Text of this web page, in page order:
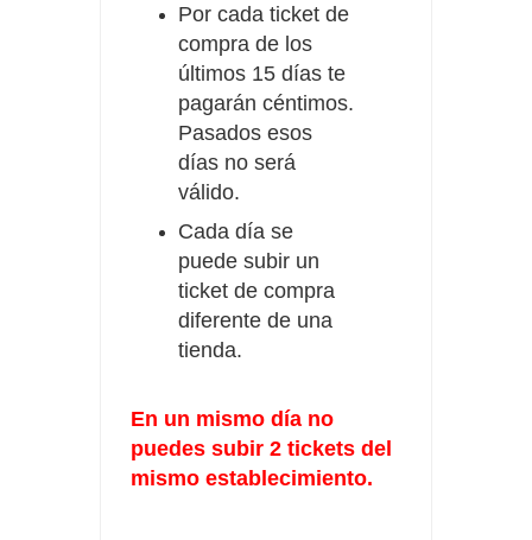
Por cada ticket de
compra de los
últimos 15 días te
pagarán céntimos.
Pasados esos
días no será
válido.
Cada día se
puede subir un
ticket de compra
diferente de una
tienda.
En un mismo día no
puedes subir 2 tickets del
mismo establecimiento.